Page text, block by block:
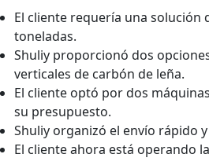
El cliente requería una solución
toneladas.
Shuliy proporcionó dos
verticales de carbón de leña.
El cliente optó por dos
su presupuesto.
Shuliy organizó el envío rápido
El cliente ahora está operando